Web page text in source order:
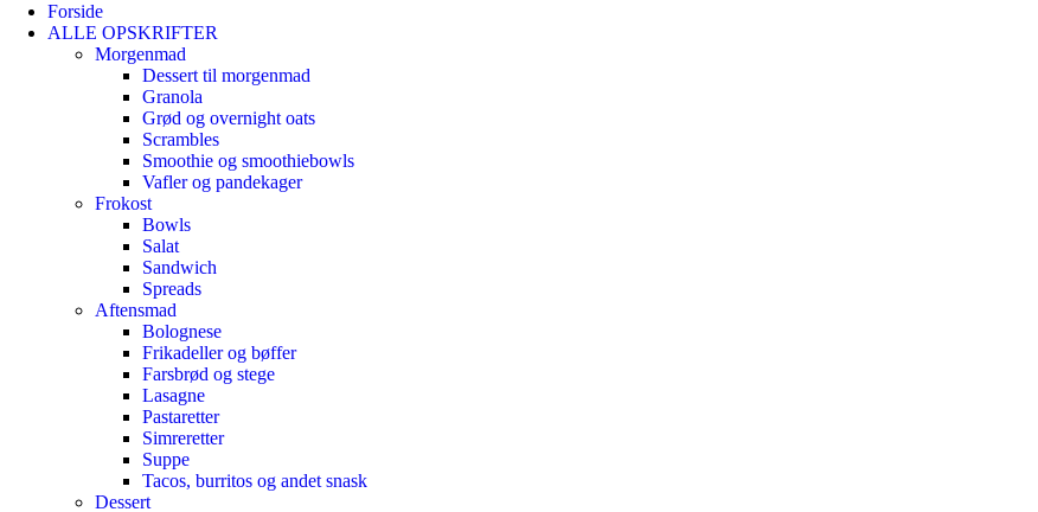
Forside
ALLE OPSKRIFTER
Morgenmad
Dessert til morgenmad
Granola
Grød og overnight oats
Scrambles
Smoothie og smoothiebowls
Vafler og pandekager
Frokost
Bowls
Salat
Sandwich
Spreads
Aftensmad
Bolognese
Frikadeller og bøffer
Farsbrød og stege
Lasagne
Pastaretter
Simreretter
Suppe
Tacos, burritos og andet snask
Dessert